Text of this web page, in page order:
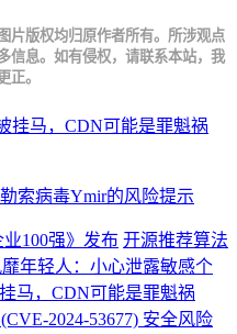
片版权均归原作者所有。所涉观点
信息。如有侵权，请联系本站，我
正。
挂马，CDN可能是罪魁祸
索病毒Ymir的风险提示
100强》发布 开源推荐算法
年轻人：小心泄露敏感个
马，CDN可能是罪魁祸
2024-53677) 安全风险